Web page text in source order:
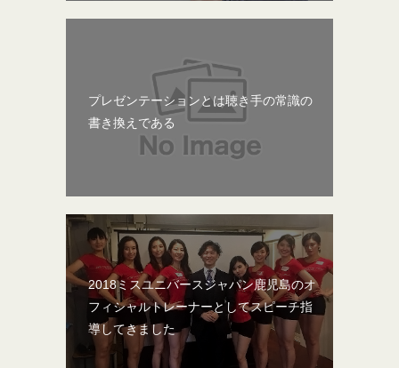
プレゼンテーションとは聴き手の常識の
書き換えである
2018ミスユニバースジャパン鹿児島のオ
フィシャルトレーナーとしてスピーチ指
導してきました